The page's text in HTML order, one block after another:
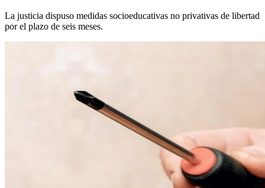
La justicia dispuso medidas socioeducativas no privativas de libertad
por el plazo de seis meses.